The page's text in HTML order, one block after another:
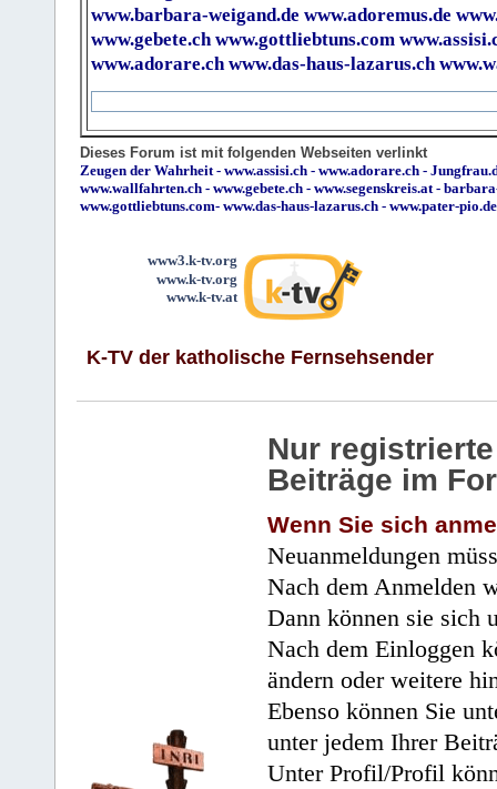
www.barbara-weigand.de www.adoremus.de
www.gebete.ch www.gottliebtuns.com
www.adorare.ch www.das-haus-lazarus.ch
Dieses Forum ist mit folgenden Webseiten verlinkt
Zeugen der Wahrheit - www.assisi.ch - www.adorare.ch -
www.wallfahrten.ch - www.gebete.ch - www.segenskreis.at -
www.gottliebtuns.com- www.das-haus-lazarus.ch - www.pater-pio.de
www3.k-tv.org
www.k-tv.org
www.k-tv.at
K-TV der katholische Fernsehsender
Nur
Beiträge im
Wenn Sie sich
Neuanmeldungen
Nach dem Anmelden
Dann können sie sich
Nach dem Einloggen
ändern oder weitere
Ebenso können Sie
unter jedem Ihrer
Unter Profil/Profil